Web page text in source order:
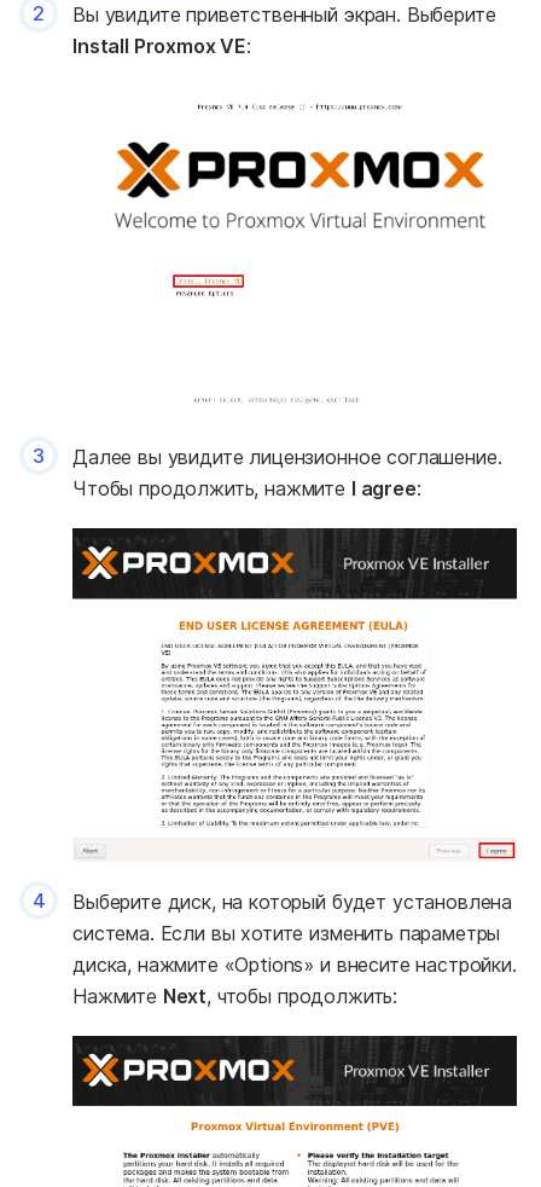
2
Вы увидите приветственный экран. Выберите
Install Proxmox VE:
3
Далее вы увидите лицензионное соглашение.
Чтобы продолжить, нажмите I agree:
4
Выберите диск, на который будет установлена
система. Если вы хотите изменить параметры
диска, нажмите «Options» и внесите настройки.
Нажмите Next, чтобы продолжить: